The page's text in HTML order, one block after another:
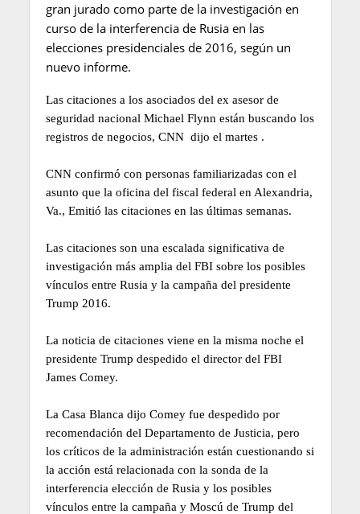
gran jurado como parte de la investigación en
curso de la interferencia de Rusia en las
elecciones presidenciales de 2016, según un
nuevo informe.
Las citaciones a los asociados del ex asesor de
seguridad nacional Michael Flynn están buscando los
registros de negocios, CNN dijo el martes.
CNN confirmó con personas familiarizadas con el
asunto que la oficina del fiscal federal en Alexandria,
Va., Emitió las citaciones en las últimas semanas.
Las citaciones son una escalada significativa de
investigación más amplia del FBI sobre los posibles
vínculos entre Rusia y la campaña del presidente
Trump 2016.
La noticia de citaciones viene en la misma noche el
presidente Trump despedido el director del FBI
James Comey.
La Casa Blanca dijo Comey fue despedido por
recomendación del Departamento de Justicia, pero
los críticos de la administración están cuestionando si
la acción está relacionada con la sonda de la
interferencia elección de Rusia y los posibles
vínculos entre la campaña y Moscú de Trump del